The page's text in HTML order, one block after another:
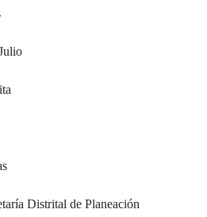
Distrital de Planeación